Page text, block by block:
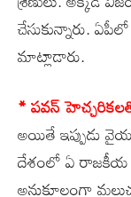
చేసుకున్నారు.
మాట్లాడారు.
* పవన్
అయితే ఇప్పుడు
దేశంలో ఏ రాజకీయ
అనుకూలంగా